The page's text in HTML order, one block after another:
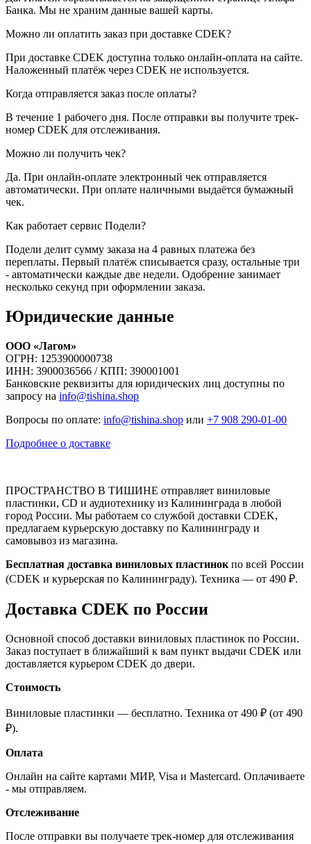
Банка. Мы не храним данные вашей карты.
Можно ли оплатить заказ при доставке CDEK?
При доставке CDEK доступна только онлайн-оплата на сайте.
Наложенный платёж через CDEK не используется.
Когда отправляется заказ после оплаты?
В течение 1 рабочего дня. После отправки вы получите трек-
номер CDEK для отслеживания.
Можно ли получить чек?
Да. При онлайн-оплате электронный чек отправляется
автоматически. При оплате наличными выдаётся бумажный
чек.
Как работает сервис Подели?
Подели делит сумму заказа на 4 равных платежа без
переплаты. Первый платёж списывается сразу, остальные три
- автоматически каждые две недели. Одобрение занимает
несколько секунд при оформлении заказа.
Юридические данные
ООО «Лагом»
ОГРН: 1253900000738
ИНН: 3900036566 / КПП: 390001001
Банковские реквизиты для юридических лиц доступны по
запросу на info@tishina.shop
Вопросы по оплате: info@tishina.shop или +7 908 290-01-00
Подробнее о доставке
ПРОСТРАНСТВО В ТИШИНЕ отправляет виниловые
пластинки, CD и аудиотехнику из Калининграда в любой
город России. Мы работаем со службой доставки CDEK,
предлагаем курьерскую доставку по Калининграду и
самовывоз из магазина.
Бесплатная доставка виниловых пластинок по всей России
(CDEK и курьерская по Калининграду). Техника — от 490 ₽.
Доставка CDEK по России
Основной способ доставки виниловых пластинок по России.
Заказ поступает в ближайший к вам пункт выдачи CDEK или
доставляется курьером CDEK до двери.
Стоимость
Виниловые пластинки — бесплатно. Техника от 490 ₽ (от 490
₽).
Оплата
Онлайн на сайте картами МИР, Visa и Mastercard. Оплачиваете
- мы отправляем.
Отслеживание
После отправки вы получаете трек-номер для отслеживания